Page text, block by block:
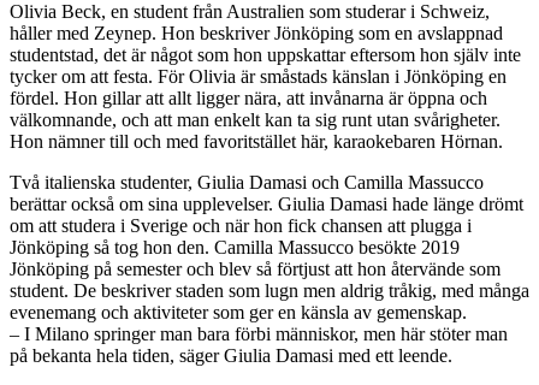
Olivia Beck, en student från Australien som studerar i Schweiz,
håller med Zeynep. Hon beskriver Jönköping som en avslappnad
studentstad, det är något som hon uppskattar eftersom hon själv inte
tycker om att festa. För Olivia är småstads känslan i Jönköping en
fördel. Hon gillar att allt ligger nära, att invånarna är öppna och
välkomnande, och att man enkelt kan ta sig runt utan svårigheter.
Hon nämner till och med favoritstället här, karaokebaren Hörnan.
Två italienska studenter, Giulia Damasi och Camilla Massucco
berättar också om sina upplevelser. Giulia Damasi hade länge drömt
om att studera i Sverige och när hon fick chansen att plugga i
Jönköping så tog hon den. Camilla Massucco besökte 2019
Jönköping på semester och blev så förtjust att hon återvände som
student. De beskriver staden som lugn men aldrig tråkig, med många
evenemang och aktiviteter som ger en känsla av gemenskap.
– I Milano springer man bara förbi människor, men här stöter man
på bekanta hela tiden, säger Giulia Damasi med ett leende.